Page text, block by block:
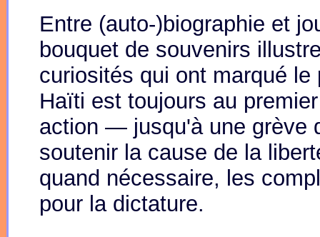
Entre (auto-)biographie et
bouquet de souvenirs
curiosités qui ont marqué le
Haïti est toujours au
action — jusqu'à une grève
soutenir la cause de la
quand nécessaire, les
pour la dictature.